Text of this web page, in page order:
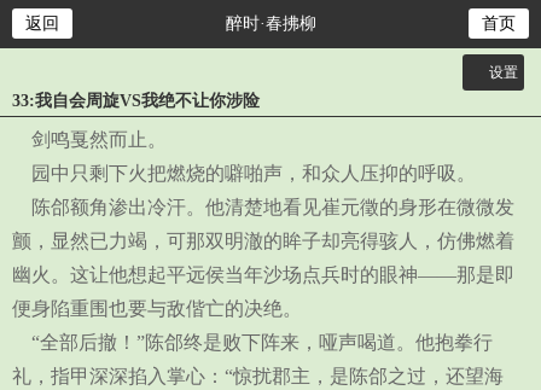
返回 醉时·春拂柳 首页
设置
小
33:我自会周旋VS我绝不让你涉险
剑鸣戛然而止。
园中只剩下火把燃烧的噼啪声，和众人压抑的呼吸。
陈郃额角渗出冷汗。他清楚地看见崔元徵的身形在微微发
颤，显然已力竭，可那双明澈的眸子却亮得骇人，仿佛燃着
幽火。这让他想起平远侯当年沙场点兵时的眼神——那是即
便身陷重围也要与敌偕亡的决绝。
“全部后撤！”陈郃终是败下阵来，哑声喝道。他抱拳行
礼，指甲深深掐入掌心：“惊扰郡主，是陈郃之过，还望海